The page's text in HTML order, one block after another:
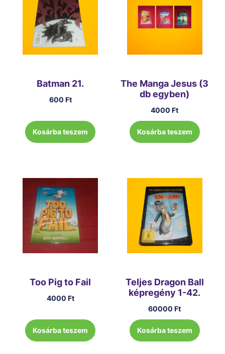
Batman 21.
600 Ft
Kosárba teszem
The Manga Jesus (3
db egyben)
4000Ft
Kosárba teszem
Too Pig to Fail
4000 Ft
Kosárba teszem
Teljes Dragon Ball
képregény 1-42.
60000Ft
Kosárba teszem